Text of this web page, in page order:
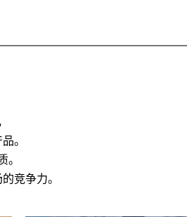
。
。
竞争力。